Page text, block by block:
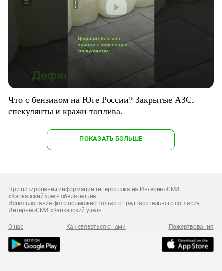
Что с бензином на Юге России? Закрытые АЗС,
спекулянты и кражи топлива.
ПОКАЗАТЬ БОЛЬШЕ
При цитировании информации гиперссылка на Интернет-СМИ
«Кавказский узел» обязательна
Использование фото возможно только с предварительного согласия
Интернет-СМИ «Кавказский узел»
О нас Как связаться с нами Пожертвования